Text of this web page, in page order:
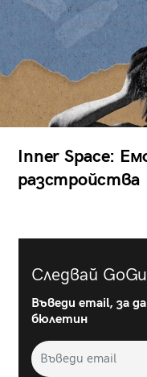
Inner Space:
разстройства
Следвай
Въведи email, за
бюлетин